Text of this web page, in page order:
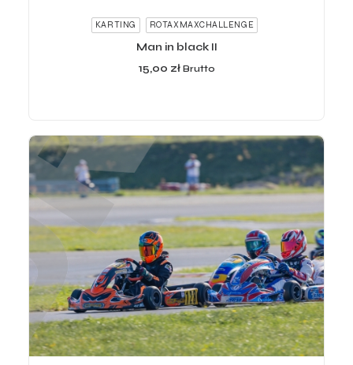
KARTING ROTAXMAXCHALLENGE
Man in black II
15,00 zł Brutto